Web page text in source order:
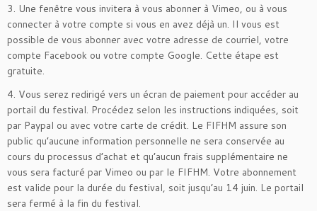
3. Une fenêtre vous invitera à vous abonner à Vimeo, ou à vous
connecter à votre compte si vous en avez déjà un. Il vous est
possible de vous abonner avec votre adresse de courriel, votre
compte Facebook ou votre compte Google. Cette étape est
gratuite.
4. Vous serez redirigé vers un écran de paiement pour accéder au
portail du festival. Procédez selon les instructions indiquées, soit
par Paypal ou avec votre carte de crédit. Le FIFHM assure son
public qu’aucune information personnelle ne sera conservée au
cours du processus d’achat et qu’aucun frais supplémentaire ne
vous sera facturé par Vimeo ou par le FIFHM. Votre abonnement
est valide pour la durée du festival, soit jusqu’au 14 juin. Le portail
sera fermé à la fin du festival.